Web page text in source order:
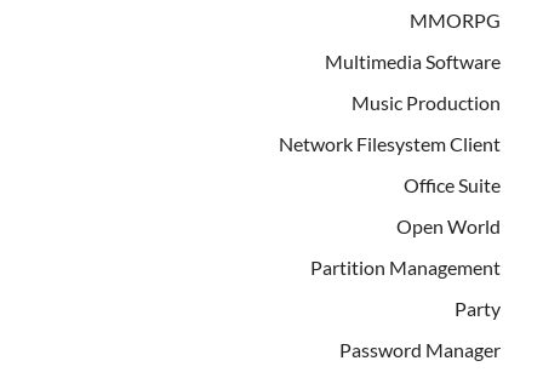
MMORPG
Multimedia Software
Music Production
Network Filesystem Client
Office Suite
Open World
Partition Management
Party
Password Manager